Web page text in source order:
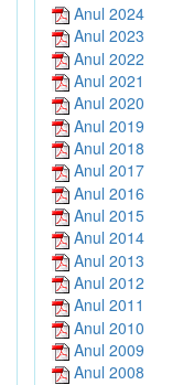
Anul 2024
Anul 2023
Anul 2022
Anul 2021
Anul 2020
Anul 2019
Anul 2018
Anul 2017
Anul 2016
Anul 2015
Anul 2014
Anul 2013
Anul 2012
Anul 2011
Anul 2010
Anul 2009
Anul 2008